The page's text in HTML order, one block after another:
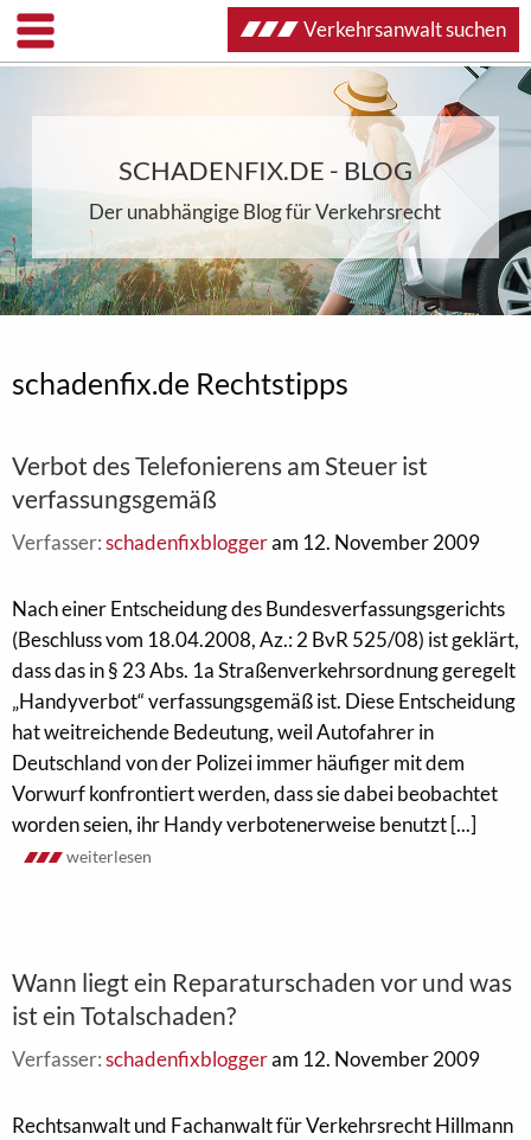
SCHADENFIX.DE - BLOG
Der unabhängige Blog für Verkehrsrecht
schadenfix.de Rechtstipps
Verbot des Telefonierens am Steuer ist
verfassungsgemäß
Verfasser:schadenfixbloggeram 12. November 2009
Nach einer Entscheidung des Bundesverfassungsgerichts
(Beschluss vom 18.04.2008, Az.: 2 BvR 525/08) ist geklärt,
dass das in § 23 Abs. 1a Straßenverkehrsordnung geregelt
„Handyverbot“ verfassungsgemäß ist. Diese Entscheidung
hat weitreichende Bedeutung, weil Autofahrer in
Deutschland von der Polizei immer häufiger mit dem
Vorwurf konfrontiert werden, dass sie dabei beobachtet
worden seien, ihr Handy verbotenerweise benutzt [...]
weiterlesen
Wann liegt ein Reparaturschaden vor und was
ist ein Totalschaden?
Verfasser:schadenfixbloggeram 12. November 2009
Rechtsanwalt und Fachanwalt für Verkehrsrecht Hillmann
Verkehrsanwalt suchen